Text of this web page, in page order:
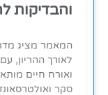
והבדיקות
המאמר מציג
לאורך ההריון,
ואורח חיים
סקר